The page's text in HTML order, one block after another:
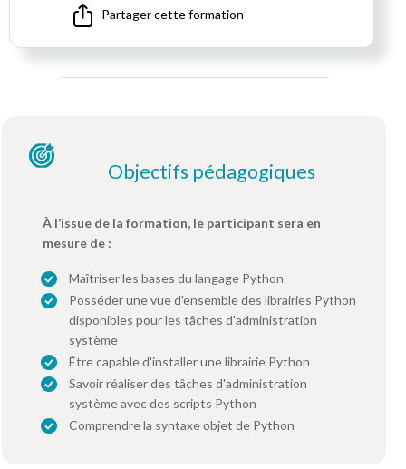
Partager cette formation
Objectifs pédagogiques
À l’issue de la formation, le participant sera en
mesure de :
Maîtriser les bases du langage Python
Posséder une vue d'ensemble des librairies Python
disponibles pour les tâches d'administration
système
Être capable d'installer une librairie Python
Savoir réaliser des tâches d'administration
système avec des scripts Python
Comprendre la syntaxe objet de Python